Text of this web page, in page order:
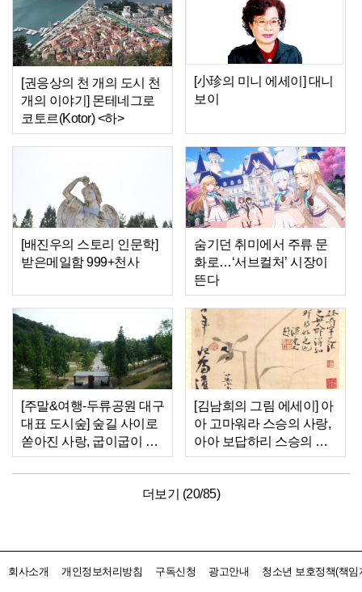
[권응상의 천 개의 도시 천
개의 이야기] 몬테네그로
코토르(Kotor) <하>
[小珍의 미니 에세이] 대니
보이
[배진우의 스토리 인문학]
받은메일함 999+천사
숨기던 취미에서 주류 문
화로…‘서브컬처’ 시장이
뜬다
[주말&여행-두류공원 대구
대표 도시숲] 숲길 사이로
쏟아진 사랑, 굽이굽이 돌
아와 성당못에 머물다
[김남희의 그림 에세이] 아
아 고마워라 스승의 사랑,
아아 보답하리 스승의 은
혜
더보기 (20/85)
회사소개 개인정보처리방침 구독신청 광고안내 청소년 보호정책(책임